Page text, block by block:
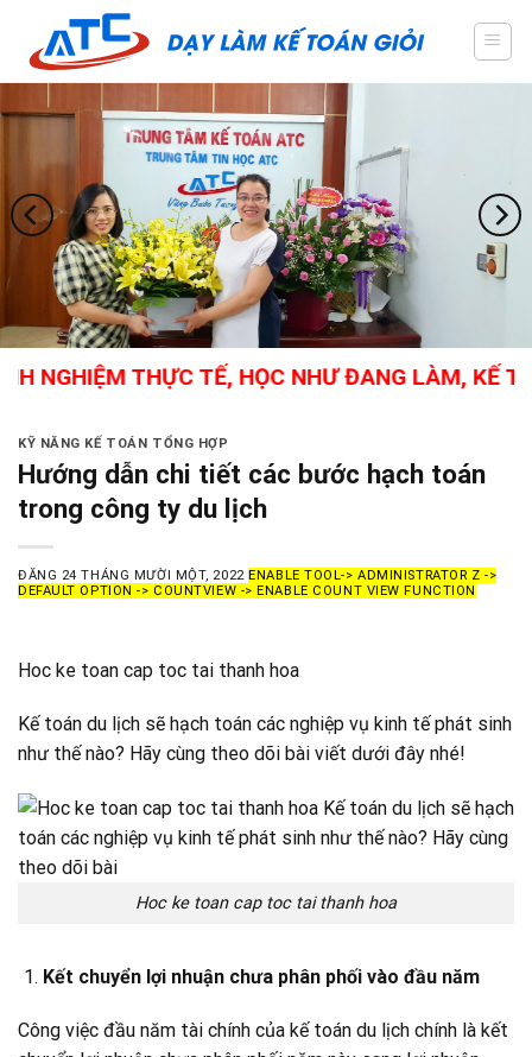
content
THỰC TẾ, HỌC NHƯ ĐANG LÀM, KẾ TOÁN
KỸ NĂNG KẾ TOÁN TỔNG HỢP
Hướng dẫn chi tiết các bước hạch toán
trong công ty du lịch
ĐĂNG 24 THÁNG MƯỜI MỘT, 2022 ENABLE TOOL-> ADMINISTRATOR Z ->
DEFAULT OPTION -> COUNTVIEW -> ENABLE COUNT VIEW FUNCTION
Hoc ke toan cap toc tai thanh hoa
Kế toán du lịch sẽ hạch toán các nghiệp vụ kinh tế phát sinh
như thế nào? Hãy cùng theo dõi bài viết dưới đây nhé!
Hoc ke toan cap toc tai thanh hoa
Kết chuyển lợi nhuận chưa phân phối vào đầu năm
Công việc đầu năm tài chính của kế toán du lịch chính là kết